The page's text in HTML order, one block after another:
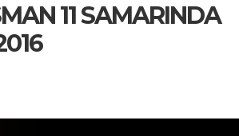
11 SAMARINDA